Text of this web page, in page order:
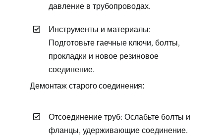
давление в трубопроводах.
Инструменты и материалы:
Подготовьте гаечные ключи, болты,
прокладки и новое резиновое
соединение.
Демонтаж старого соединения:
Отсоединение труб: Ослабьте болты и
фланцы, удерживающие соединение.